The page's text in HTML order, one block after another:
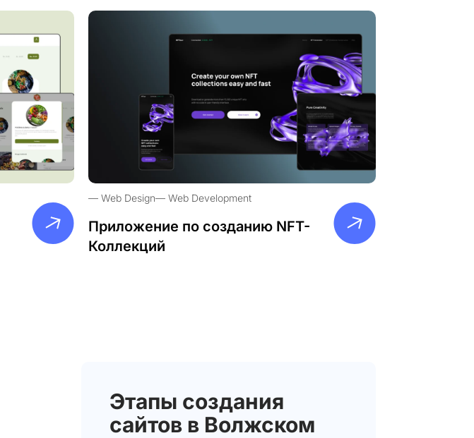
Web Design Web Development
Приложение по созданию NFT-
Коллекций
Этапы создания
сайтов в Волжском